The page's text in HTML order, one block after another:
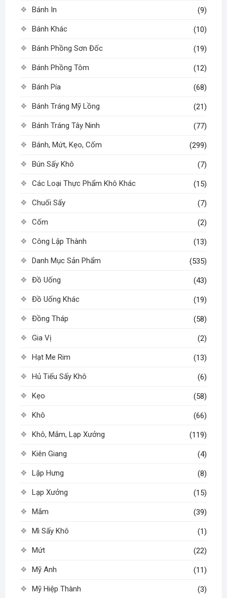
Bánh In (9)
Bánh Khác (10)
Bánh Phồng Sơn Đốc (19)
Bánh Phồng Tôm (12)
Bánh Pía (68)
Bánh Tráng Mỹ Lồng (21)
Bánh Tráng Tây Ninh (77)
Bánh, Mứt, Kẹo, Cốm (299)
Bún Sấy Khô (7)
Các Loại Thực Phẩm Khô Khác (15)
Chuối Sấy (7)
Cốm (2)
Công Lập Thành (13)
Danh Mục Sản Phẩm (535)
Đồ Uống (43)
Đồ Uống Khác (19)
Đồng Tháp (58)
Gia Vị (2)
Hạt Me Rim (13)
Hủ Tiếu Sấy Khô (6)
Kẹo (58)
Khô (66)
Khô, Mắm, Lạp Xưởng (119)
Kiên Giang (4)
Lập Hưng (8)
Lạp Xưởng (15)
Mắm (39)
Mì Sấy Khô (1)
Mứt (22)
Mỹ Anh (11)
Mỹ Hiệp Thành (3)